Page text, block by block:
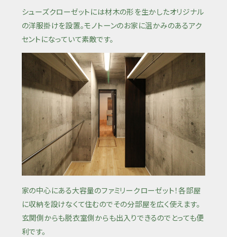
シューズクローゼットには材木の形を生かしたオリジナル
の洋服掛けを設置。モノトーンのお家に温かみのあるアク
セントになっていて素敵です。
家の中心にある大容量のファミリークローゼット！各部屋
に収納を設けなくて住むのでその分部屋を広く使えます。
玄関側からも脱衣室側からも出入りできるのでとっても便
利です。